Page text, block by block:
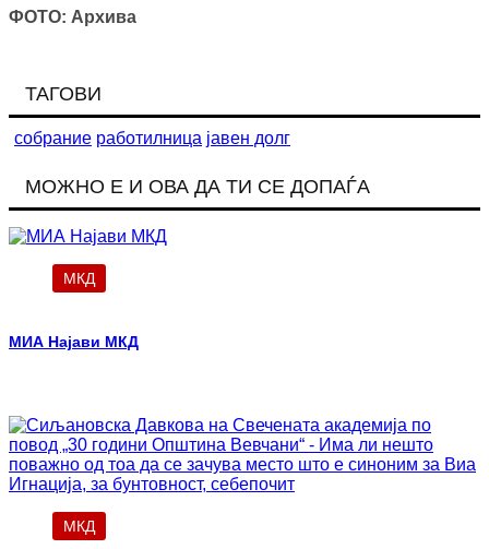
ФОТО: Архива
ТАГОВИ
собрание работилница јавен долг
МОЖНО Е И ОВА ДА ТИ СЕ ДОПАЃА
МКД
МИА Најави МКД
МКД